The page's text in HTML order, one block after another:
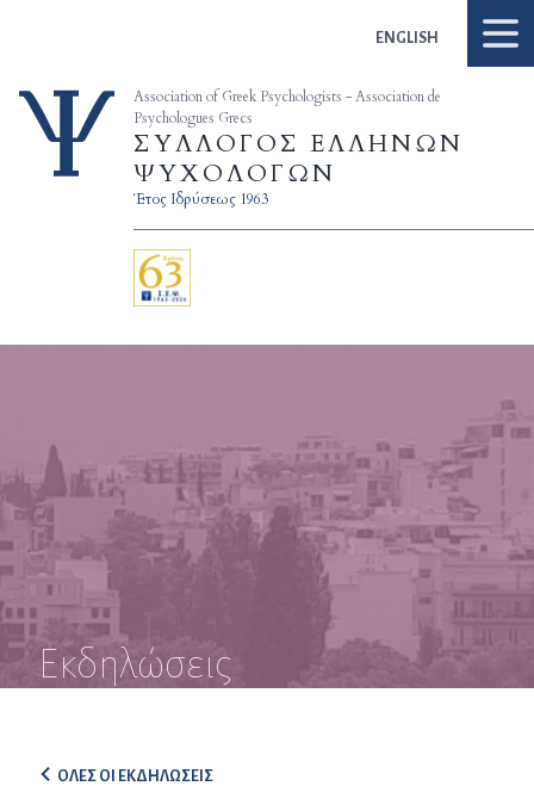
ENGLISH
Association of Greek Psychologists - Association de
Psychologues Grecs
ΣΥΛΛΟΓΟΣ ΕΛΛΗΝΩΝ
ΨΥΧΟΛΟΓΩΝ
Έτος Ιδρύσεως 1963
Εκδηλώσεις
ΟΛΕΣ ΟΙ ΕΚΔΗΛΩΣΕΙΣ